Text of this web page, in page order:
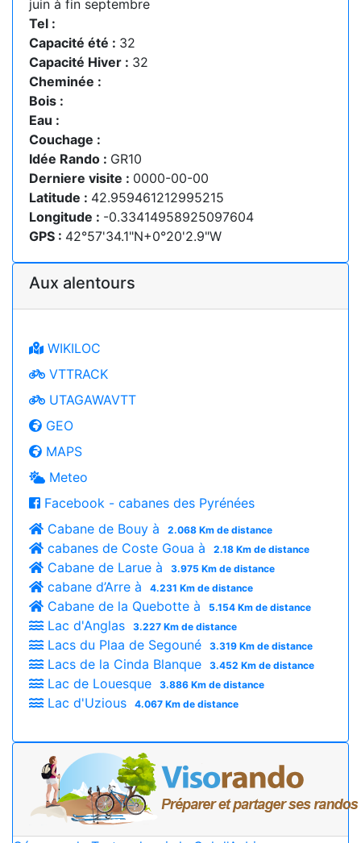
juin à fin septembre
Tel :
Capacité été : 32
Capacité Hiver : 32
Cheminée :
Bois :
Eau :
Couchage :
Idée Rando : GR10
Derniere visite : 0000-00-00
Latitude : 42.959461212995215
Longitude : -0.33414958925097604
GPS : 42°57'34.1"N+0°20'2.9"W
Aux alentours
WIKILOC
VTTRACK
UTAGAWAVTT
GEO
MAPS
Meteo
Facebook - cabanes des Pyrénées
Cabane de Bouy à
2.068 Km de distance
cabanes de Coste Goua à 2.18 Km de distance
Cabane de Larue à 3.975 Km de distance
cabane d’Arre à 4.231 Km de distance
Cabane de la Quebotte à 5.154 Km de distance
Lac d'Anglas 3.227 Km de distance
Lacs du Plaa de Segouné 3.319 Km de distance
Lacs de la Cinda Blanque 3.452 Km de distance
Lac de Louesque 3.886 Km de distance
Lac d'Uzious 4.067 Km de distance